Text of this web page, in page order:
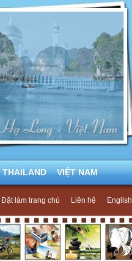
THAILAND VIỆT NAM
Đặt làm trang chủ Liên hệ English